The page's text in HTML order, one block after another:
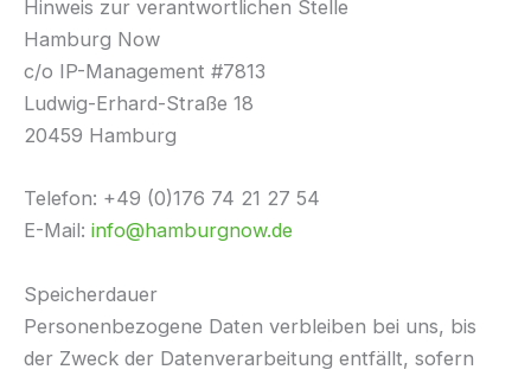
Hinweis zur verantwortlichen Stelle
Hamburg Now
c/o IP-Management #7813
Ludwig-Erhard-Straße 18
20459 Hamburg
Telefon: +49 (0)176 74 21 27 54
E-Mail: info@hamburgnow.de
Speicherdauer
Personenbezogene Daten verbleiben bei uns, bis
der Zweck der Datenverarbeitung entfällt, sofern